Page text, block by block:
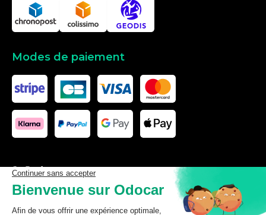
Modes de paiement
Les données affichées ici, particulièrement la base de donnée
complète, ne doivent pas être copiées. Il est interdit d’exploiter les
données ou la base de données complète, de laisser un tiers les
exploiter, ni de les rendre accessible à un tiers, sans accord